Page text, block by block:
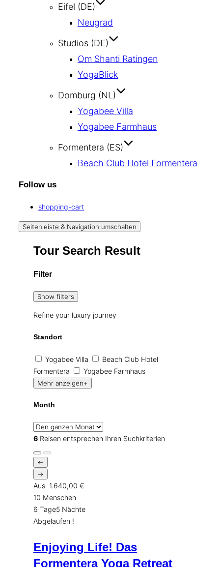
Eifel (DE)
Neugrad
Studios (DE)
Om Shanti Ratingen
YogaBlick
Domburg (NL)
Yogabee Villa
Yogabee Farmhaus
Formentera (ES)
Beach Club Hotel Formentera
Follow us
shopping-cart
Seitenleiste & Navigation umschalten
Tour Search Result
Filter
Show filters
Refine your luxury journey
Standort
Yogabee Villa
Beach Club Hotel
Formentera
Yogabee Farmhaus
Mehr anzeigen+
Month
6 Reisen entsprechen Ihren Suchkriterien
←
→
Aus 1.640,00 €
10 Menschen
6 Tage5 Nächte
Abgelaufen !
Enjoying Life! Das
Formentera Yoga Retreat